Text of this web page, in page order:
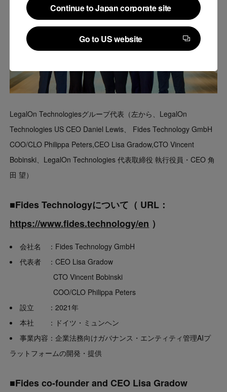
Continue to Japan corporate site
Continue to Japan corporate site
Go to US website
Go to US website
LegalOn Technologiesグループ代表（左から、LegalOn
Technologies US CEO Daniel Lewis、 Fides Technology GmbH
COO/CLO Philippa Peters,CEO Lisa Gradow,CTO Vincent
Bobinski、LegalOn Technologies 代表取締役 執行役員・CEO 角
田 望）
■Fides Technologyについて（ URL：
https://www.fides.technology/en ）
会社名 ：Fides Technology GmbH
代表者 ：CEO Lisa Gradow
CTO Vincent Bobinski
COO/CLO Philippa Peters
設立 ：2021年
本社 ：ドイツ・ミュンヘン
事業内容：企業法務向けガバナンス・エンティティ管理AIプ
ラットフォームの開発・提供
■Fides co-founder and CEO Lisa Gradow